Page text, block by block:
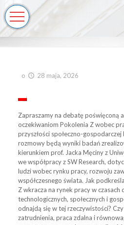
o 28 maja, 2026
Zapraszamy na debatę poświęconą
oczekiwaniom Pokolenia Z wobec
przyszłości społeczno-
rozmowy będą wyniki badań
kierunkiem prof. Jacka Męciny z
we współpracy z SW Research,
ludzi wobec rynku pracy, rozwoju
współczesnego świata. Jak
Z wkracza na rynek pracy w czasach
technologicznych, społecznych i
odnajdą się w tej rzeczywistości?
zatrudnienia, praca zdalna i